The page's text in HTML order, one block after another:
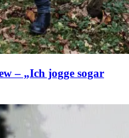
– „Ich jogge sogar